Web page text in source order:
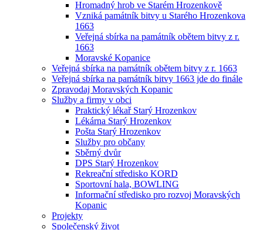
Hromadný hrob ve Starém Hrozenkově
Vzniká památník bitvy u Starého Hrozenkova
1663
Veřejná sbírka na památník obětem bitvy z r.
1663
Moravské Kopanice
Veřejná sbírka na památník obětem bitvy z r. 1663
Veřejná sbírka na památník bitvy 1663 jde do finále
Zpravodaj Moravských Kopanic
Služby a firmy v obci
Praktický lékař Starý Hrozenkov
Lékárna Starý Hrozenkov
Pošta Starý Hrozenkov
Služby pro občany
Sběrný dvůr
DPS Starý Hrozenkov
Rekreační středisko KORD
Sportovní hala, BOWLING
Informační středisko pro rozvoj Moravských
Kopanic
Projekty
Společenský život